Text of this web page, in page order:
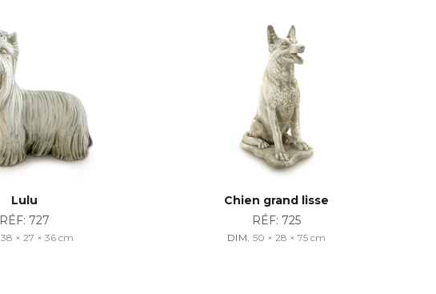
Lulu
RÉF: 727
38 × 27 × 36 cm
Chien grand lisse
RÉF: 725
DIM. 50 × 28 × 75 cm